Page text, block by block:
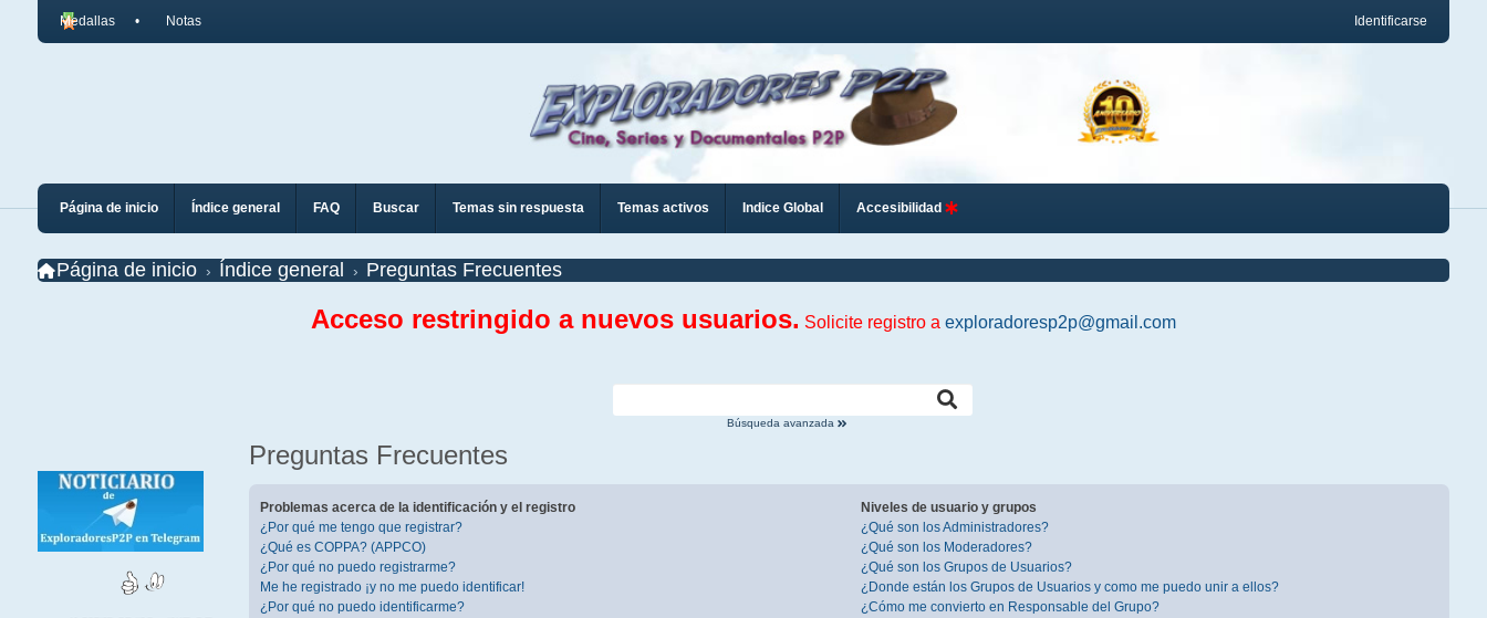
Identificarse
Medallas Notas
Página de inicio Índice general FAQ Buscar Temas sin respuesta Temas activos Indice Global Accesibilidad
Página de inicio Índice general Preguntas Frecuentes
Acceso restringido a nuevos usuarios. Solicite registro a exploradoresp2p@gmail.com
Búsqueda avanzada
Preguntas Frecuentes
Problemas acerca de la identificación y el registro
¿Por qué me tengo que registrar?
¿Qué es COPPA? (APPCO)
¿Por qué no puedo registrarme?
Me he registrado ¡y no me puedo identificar!
¿Por qué no puedo identificarme?
Niveles de usuario y grupos
¿Qué son los Administradores?
¿Qué son los Moderadores?
¿Qué son los Grupos de Usuarios?
¿Donde están los Grupos de Usuarios y como me puedo unir a ellos?
¿Cómo me convierto en Responsable del Grupo?